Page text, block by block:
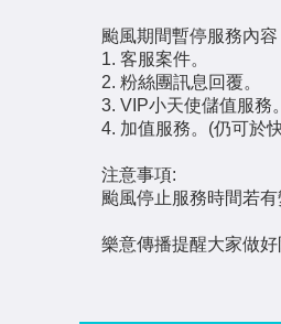
颱風期間暫停服務內容
1. 客服案件。
2. 粉絲團訊息回覆。
3. VIP小天使儲值服務。
4. 加值服務。(仍可於
注意事項:
颱風停止服務時間若
樂意傳播提醒大家做